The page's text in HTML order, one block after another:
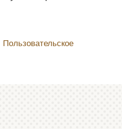
Пользовательское